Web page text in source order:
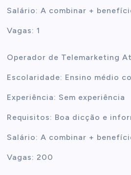
Salário: A combinar +
Vagas: 1
Operador de Telemarketing
Escolaridade: Ensino médio
Experiência: Sem experiência
Requisitos: Boa dicção e
Salário: A combinar +
Vagas: 200